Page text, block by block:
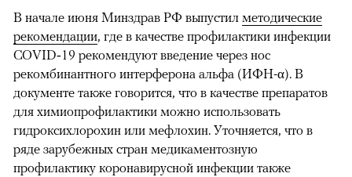
В начале июня Минздрав РФ выпустил методические
рекомендации, где в качестве профилактики инфекции
COVID‑19 рекомендуют введение через нос
рекомбинантного интерферона альфа (ИФН-α). В
документе также говорится, что в качестве препаратов
для химиопрофилактики можно использовать
гидроксихлорохин или мефлохин. Уточняется, что в
ряде зарубежных стран медикаментозную
профилактику коронавирусной инфекции также